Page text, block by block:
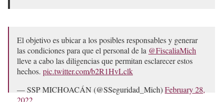
El objetivo es ubicar a los posibles responsables y generar
las condiciones para que el personal de la @FiscaliaMich
lleve a cabo las diligencias que permitan esclarecer estos
hechos. pic.twitter.com/b2R1HvLclk
— SSP MICHOACÁN (@SSeguridad_Mich)February 28,
2022